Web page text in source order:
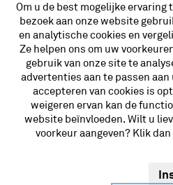
NXT Mobility is een
Disclaimer &
Algemene
Design
Om u de best mogelijke ervaring
bezoek aan onze website
en analytische cookies en
Ze helpen ons om uw
gebruik van onze site te
advertenties aan te passen
accepteren van cookies is
weigeren ervan kan de
website beïnvloeden. Wilt u
voorkeur aangeven? Klik